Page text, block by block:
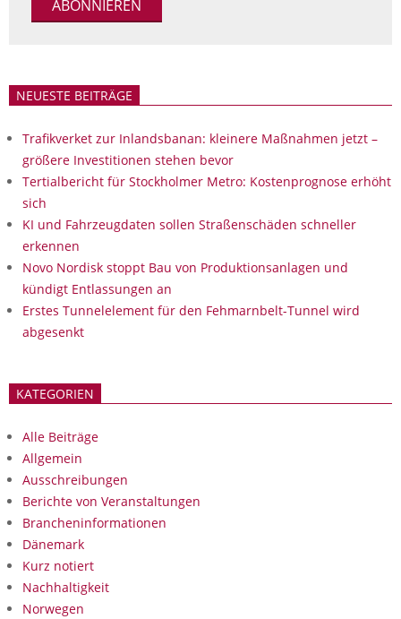
NEUESTE BEITRÄGE
Trafikverket zur Inlandsbanan: kleinere Maßnahmen jetzt –
größere Investitionen stehen bevor
Tertialbericht für Stockholmer Metro: Kostenprognose erhöht
sich
KI und Fahrzeugdaten sollen Straßenschäden schneller
erkennen
Novo Nordisk stoppt Bau von Produktionsanlagen und
kündigt Entlassungen an
Erstes Tunnelelement für den Fehmarnbelt-Tunnel wird
abgesenkt
KATEGORIEN
Alle Beiträge
Allgemein
Ausschreibungen
Berichte von Veranstaltungen
Brancheninformationen
Dänemark
Kurz notiert
Nachhaltigkeit
Norwegen